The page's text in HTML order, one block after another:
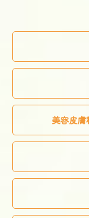
美容皮膚